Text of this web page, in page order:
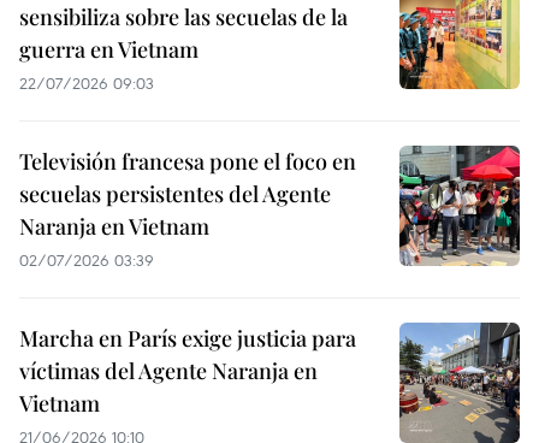
sensibiliza sobre las secuelas de la
guerra en Vietnam
22/07/2026 09:03
Televisión francesa pone el foco en
secuelas persistentes del Agente
Naranja en Vietnam
02/07/2026 03:39
Marcha en París exige justicia para
víctimas del Agente Naranja en
Vietnam
21/06/2026 10:10